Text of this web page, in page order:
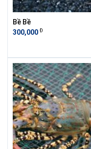
Bề Bề
300,000 Đ